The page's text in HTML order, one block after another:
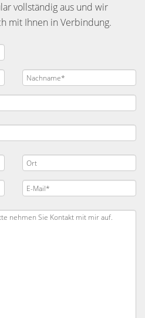
vollständig aus und wir
mit Ihnen in Verbindung.